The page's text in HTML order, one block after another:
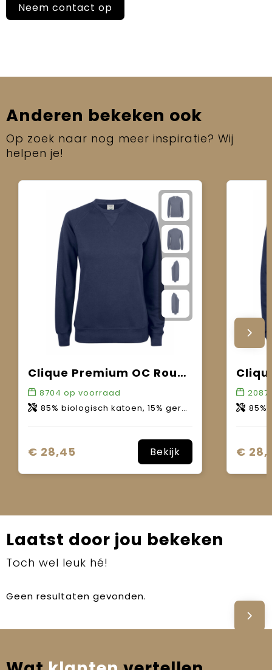
Neem contact op
Anderen bekeken ook
Op zoek naar nog meer inspiratie? Wij
helpen je!
Clique Premium OC Roundneck Women
8704 op voorraad
85% biologisch katoen, 15% gerecycled polyester.
€ 28,45 Bekijk
85%
€
Laatst door jou bekeken
Toch wel leuk hé!
Geen resultaten gevonden.